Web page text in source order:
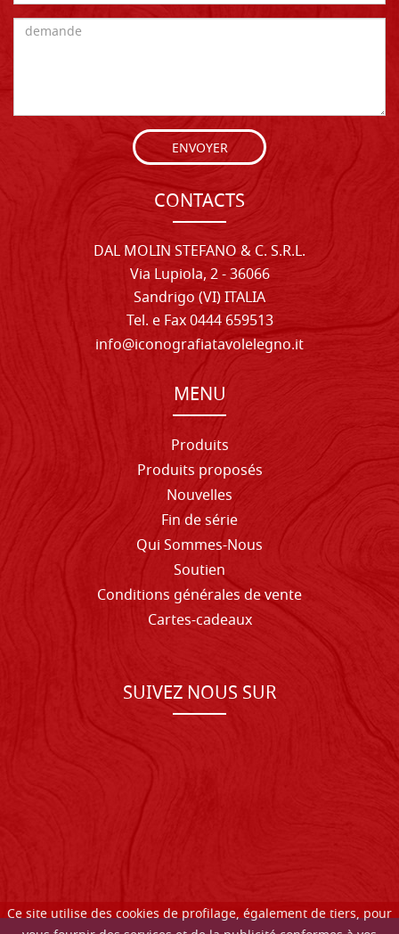
Ce site utilise des cookies de profilage, également de tiers, pour
ENVOYER
CONTACTS
DAL MOLIN STEFANO & C. S.R.L.
Via Lupiola, 2 - 36066
Sandrigo (VI) ITALIA
Tel. e Fax 0444 659513
info@iconografiatavolelegno.it
MENU
Produits
Produits proposés
Nouvelles
Fin de série
Qui Sommes-Nous
Soutien
Conditions générales de vente
Cartes-cadeaux
SUIVEZ NOUS SUR